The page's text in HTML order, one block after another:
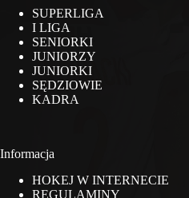
SUPERLIGA
I LIGA
SENIORKI
JUNIORZY
JUNIORKI
SĘDZIOWIE
KADRA
Informacja
HOKEJ W INTERNECIE
REGULAMINY